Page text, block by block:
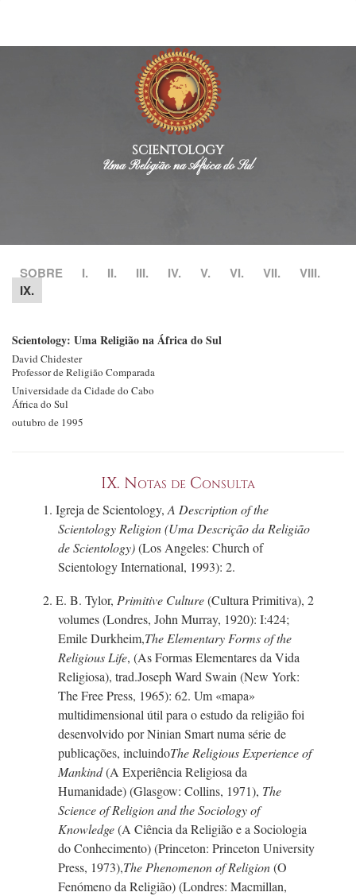
SCIENTOLOGY
Uma Religião na África do Sul
SOBRE I. II. III. IV. V. VI. VII.
VIII.
IX.
Scientology: Uma Religião na África do Sul
David Chidester
Professor de Religião Comparada
Universidade da Cidade do Cabo
África do Sul
outubro de 1995
IX. Notas de Consulta
1. Igreja de Scientology, A Description of the
Scientology Religion (Uma Descrição da Religião
de Scientology)(Los Angeles: Church of
Scientology International, 1993): 2.
2. E. B. Tylor, Primitive Culture(Cultura Primitiva), 2
volumes (Londres, John Murray, 1920): I:424;
Emile Durkheim,The Elementary Forms of the
Religious Life, (As Formas Elementares da Vida
Religiosa), trad.Joseph Ward Swain (New York:
The Free Press, 1965): 62. Um «mapa»
multidimensional útil para o estudo da religião foi
desenvolvido por Ninian Smart numa série de
publicações, incluindoThe Religious Experience of
Mankind(A Experiência Religiosa da
Humanidade) (Glasgow: Collins, 1971), The
Science of Religion and the Sociology of
Knowledge(A Ciência da Religião e a Sociologia
do Conhecimento) (Princeton: Princeton University
Press, 1973),The Phenomenon of Religion(O
Fenómeno da Religião) (Londres: Macmillan,